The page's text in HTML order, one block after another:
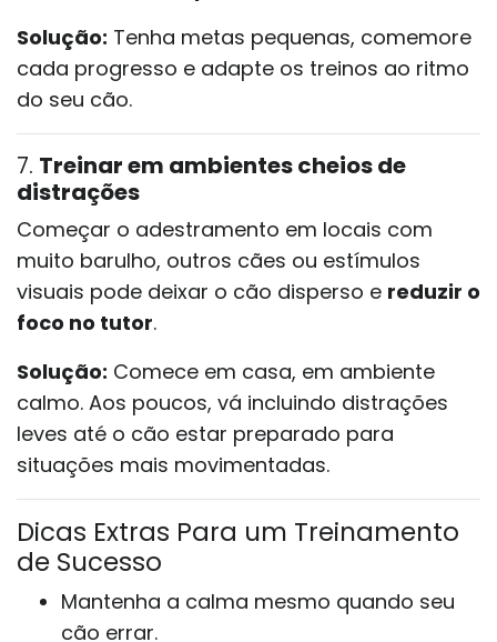
Solução: Tenha metas pequenas, comemore
cada progresso e adapte os treinos ao ritmo
do seu cão.
7. Treinar em ambientes cheios de
distrações
Começar o adestramento em locais com
muito barulho, outros cães ou estímulos
visuais pode deixar o cão disperso e reduzir o
foco no tutor.
Solução: Comece em casa, em ambiente
calmo. Aos poucos, vá incluindo distrações
leves até o cão estar preparado para
situações mais movimentadas.
Dicas Extras Para um Treinamento
de Sucesso
Mantenha a calma mesmo quando seu
cão errar.